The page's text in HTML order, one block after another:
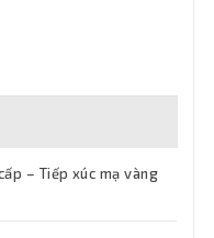
– Tiếp xúc mạ vàng